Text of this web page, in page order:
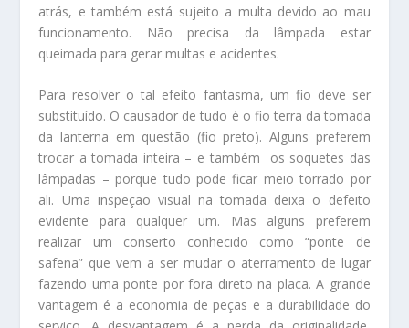
atrás, e também está sujeito a multa devido ao mau
funcionamento. Não precisa da lâmpada estar
queimada para gerar multas e acidentes.
Para resolver o tal efeito fantasma, um fio deve ser
substituído. O causador de tudo é o fio terra da tomada
da lanterna em questão (fio preto). Alguns preferem
trocar a tomada inteira – e também os soquetes das
lâmpadas – porque tudo pode ficar meio torrado por
ali. Uma inspeção visual na tomada deixa o defeito
evidente para qualquer um. Mas alguns preferem
realizar um conserto conhecido como “ponte de
safena” que vem a ser mudar o aterramento de lugar
fazendo uma ponte por fora direto na placa. A grande
vantagem é a economia de peças e a durabilidade do